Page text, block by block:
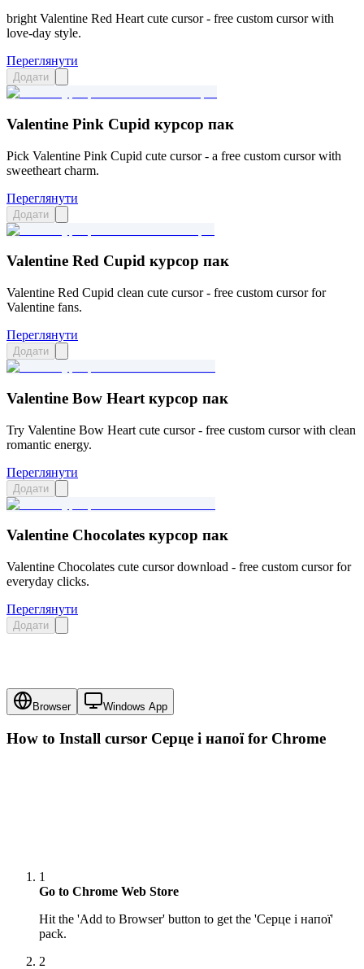
bright Valentine Red Heart cute cursor - free custom cursor with
love-day style.
Переглянути
Додати
Valentine Pink Cupid курсор пак
Pick Valentine Pink Cupid cute cursor - a free custom cursor with
sweetheart charm.
Переглянути
Додати
Valentine Red Cupid курсор пак
Valentine Red Cupid clean cute cursor - free custom cursor for
Valentine fans.
Переглянути
Додати
Valentine Bow Heart курсор пак
Try Valentine Bow Heart cute cursor - free custom cursor with clean
romantic energy.
Переглянути
Додати
Valentine Chocolates курсор пак
Valentine Chocolates cute cursor download - free custom cursor for
everyday clicks.
Переглянути
Додати
Browser Windows App
How to Install cursor Серце і напоїfor Chrome
1
Go to Chrome Web Store
Hit the 'Add to Browser' button to get the 'Серце і напої'
pack.
2